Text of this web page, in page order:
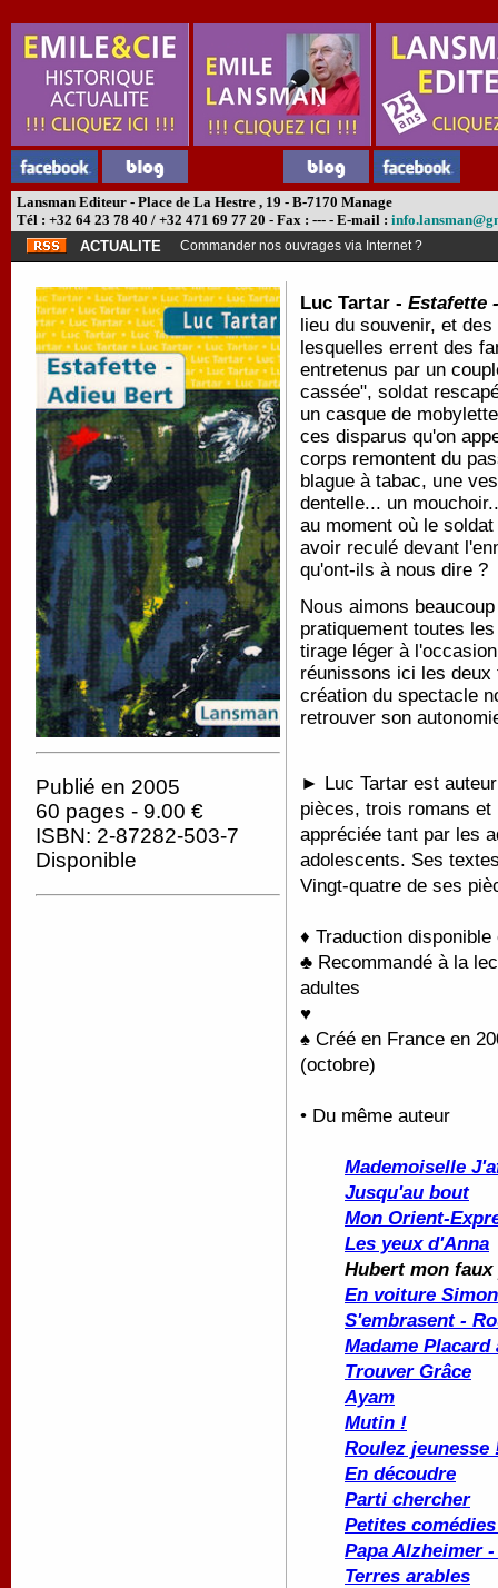
Lansman Editeur - Place de La Hestre , 19 - B-7170 Manage
Tél : +32 64 23 78 40 / +32 471 69 77 20 - Fax : --- - E-mail :
ACTUALITE
Commander nos ouvrages via Internet ?
Publié en 2005
60 pages - 9.00 €
ISBN: 2-87282-503-7
Disponible
Luc Tartar - Estafette
lieu du souvenir, et
lesquelles errent des
entretenus par un
cassée", soldat
un casque de
ces disparus qu'on
corps remontent du
blague à tabac, une
dentelle... un
au moment où le
avoir reculé devant
qu'ont-ils à nous dire ?
Nous aimons
pratiquement toutes
tirage léger à
réunissons ici les
création du spectacle
retrouver son
► Luc Tartar est
pièces, trois romans et
appréciée tant par les
adolescents. Ses
Vingt-quatre de ses
♦ Traduction
♣ Recommandé à la
adultes
♥
♠ Créé en France en
(octobre)
• Du même auteur
Mademoiselle
Jusqu'au bout
Mon Orient-
Les yeux d'Anna
Hubert mon
En voiture
S'embrasent -
Madame
Trouver Grâce
Ayam
Mutin !
Roulez jeunesse
En découdre
Parti chercher
Petites
Papa Alzheimer
Terres arables